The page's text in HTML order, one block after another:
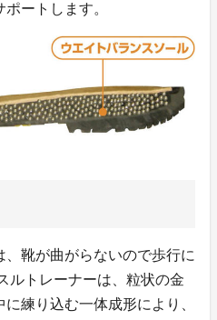
ートします。
靴が曲がらないので歩行に
ルトレーナーは、粒状の金
練り込む一体成形により、